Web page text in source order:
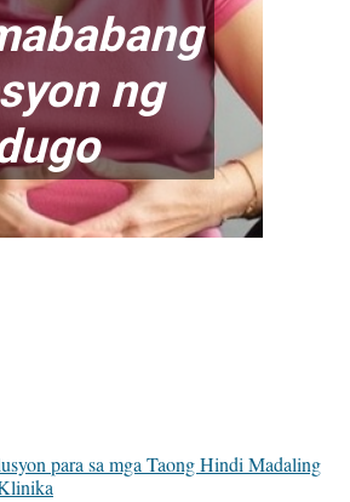
para sa mga Taong Hindi Madaling